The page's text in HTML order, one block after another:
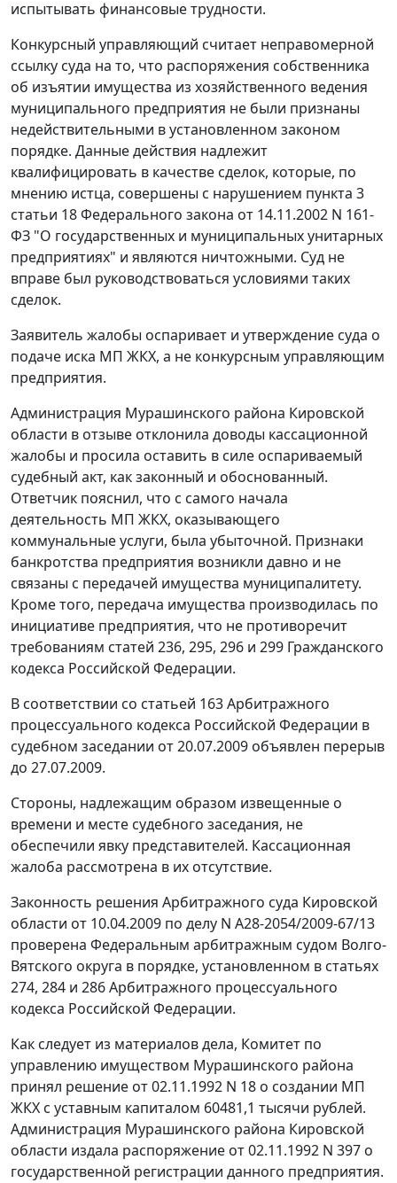
испытывать финансовые трудности.
Конкурсный управляющий считает неправомерной
ссылку суда на то, что распоряжения собственника
об изъятии имущества из хозяйственного ведения
муниципального предприятия не были признаны
недействительными в установленном законом
порядке. Данные действия надлежит
квалифицировать в качестве сделок, которые, по
мнению истца, совершены с нарушением пункта 3
статьи 18Федерального закона от 14.11.2002 N 161-
ФЗ "О государственных и муниципальных унитарных
предприятиях" и являются ничтожными. Суд не
вправе был руководствоваться условиями таких
сделок.
Заявитель жалобы оспаривает и утверждение суда о
подаче иска МП ЖКХ, а не конкурсным управляющим
предприятия.
Администрация Мурашинского района Кировской
области в отзыве отклонила доводы кассационной
жалобы и просила оставить в силе оспариваемый
судебный акт, как законный и обоснованный.
Ответчик пояснил, что с самого начала
деятельность МП ЖКХ, оказывающего
коммунальные услуги, была убыточной. Признаки
банкротства предприятия возникли давно и не
связаны с передачей имущества муниципалитету.
Кроме того, передача имущества производилась по
инициативе предприятия, что не противоречит
требованиям статей 236, 295, 296 и 299 Гражданского
кодекса Российской Федерации.
В соответствии со статьей 163Арбитражного
процессуального кодекса Российской Федерации в
судебном заседании от 20.07.2009 объявлен перерыв
до 27.07.2009.
Стороны, надлежащим образом извещенные о
времени и месте судебного заседания, не
обеспечили явку представителей. Кассационная
жалоба рассмотрена в их отсутствие.
Законность решения Арбитражного суда Кировской
области от 10.04.2009 по делу N А28-2054/2009-67/13
проверена Федеральным арбитражным судом Волго-
Вятского округа в порядке, установленном в статьях
274, 284 и 286Арбитражного процессуального
кодекса Российской Федерации.
Как следует из материалов дела, Комитет по
управлению имуществом Мурашинского района
принял решение от 02.11.1992 N 18 о создании МП
ЖКХ с уставным капиталом 60481,1 тысячи рублей.
Администрация Мурашинского района Кировской
области издала распоряжение от 02.11.1992 N 397 о
государственной регистрации данного предприятия.